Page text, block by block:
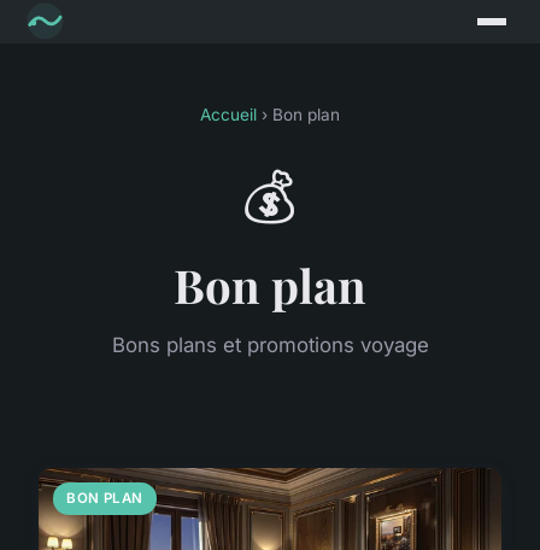
Accueil › Bon plan
💰
Bon plan
Bons plans et promotions voyage
BON PLAN